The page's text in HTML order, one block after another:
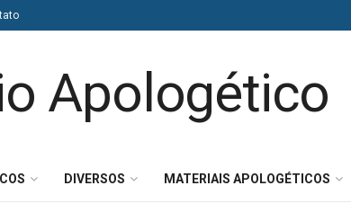
DIVERSOS MATERIAIS APOLOGÉTICOS